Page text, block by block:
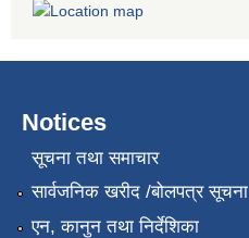
Notices
सूचना तथा समाचार
सार्वजनिक खरीद /बोलपत्र सूचना
एन, कानुन तथा निर्देशिका